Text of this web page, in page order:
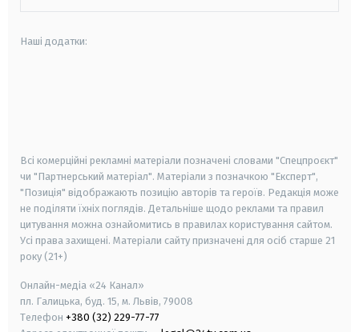
Наші додатки:
Всі комерційні рекламні матеріали позначені словами "Спецпроєкт"
чи "Партнерський матеріал". Матеріали з позначкою "Експерт",
"Позиція" відображають позицію авторів та героїв. Редакція може
не поділяти їхніх поглядів. Детальніше щодо реклами та правил
цитування можна ознайомитись в правилах користування сайтом.
Усі права захищені. Матеріали сайту призначені для осіб старше 21
року (21+)
Онлайн-медіа «24 Канал»
пл. Галицька, буд. 15, м. Львів, 79008
Телефон +380 (32) 229-77-77